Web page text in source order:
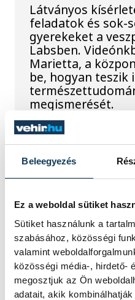
Beleegyezés
Ez a weboldal sütiket
Sütiket használunk a
szabásához, közösségi
valamint
közösségi média-, hirdető-
megosztjuk az Ön
adatait, akik
Látványos
feladatok és sok-
gyerekeket a
Labsben.
Marietta, a
be, hogyan teszik
megismerését.
Augusztus
Az év legsűrűbb
augusztus 12-én
Perseidák
ugyanezen a
napfogyatkozást
figyelni.